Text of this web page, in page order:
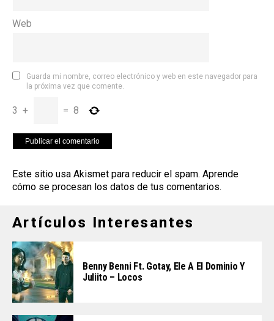
Web
Guarda mi nombre, correo electrónico y web en este navegador para
la próxima vez que comente.
3 + = 8
Este sitio usa Akismet para reducir el spam. Aprende
cómo se procesan los datos de tus comentarios.
Artículos Interesantes
Benny Benni Ft. Gotay, Ele A El Dominio Y
Juliito – Locos